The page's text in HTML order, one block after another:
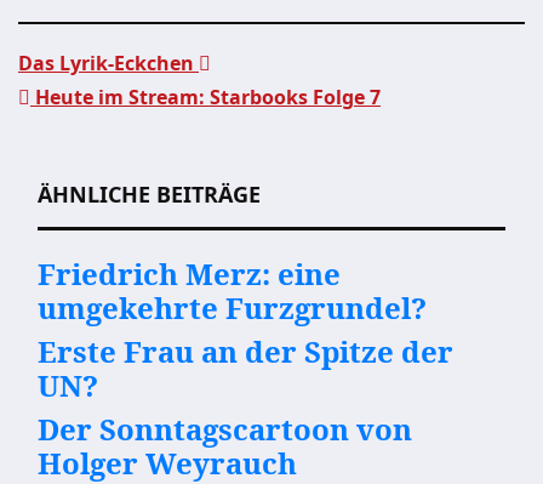
Das Lyrik-Eckchen
Heute im Stream: Starbooks Folge 7
ÄHNLICHE BEITRÄGE
Friedrich Merz: eine
umgekehrte Furzgrundel?
Erste Frau an der Spitze der
UN?
Der Sonntagscartoon von
Holger Weyrauch